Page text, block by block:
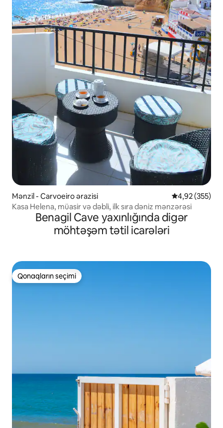
Mənzil - Carvoeiro ərazisi Ortalama
4,92 (355)
Kasa Helena, müasir və dəbli, ilk sıra dəniz mənzərəsi
Benagil Cave yaxınlığında digər
möhtəşəm tətil icarələri
Qonaqların seçimi
Qonaqların seçimi